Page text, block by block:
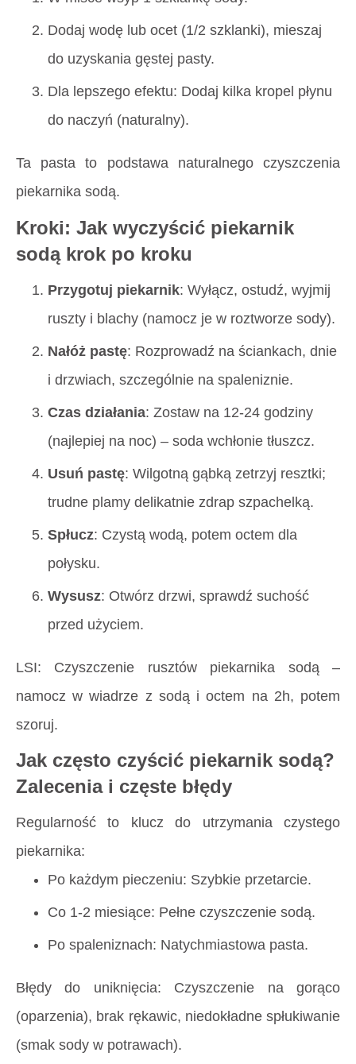
Dodaj wodę lub ocet (1/2 szklanki), mieszaj
do uzyskania gęstej pasty.
Dla lepszego efektu: Dodaj kilka kropel płynu
do naczyń (naturalny).
Ta pasta to podstawa naturalnego czyszczenia
piekarnika sodą.
Kroki: Jak wyczyścić piekarnik
sodą krok po kroku
Przygotuj piekarnik: Wyłącz, ostudź, wyjmij
ruszty i blachy (namocz je w roztworze sody).
Nałóż pastę: Rozprowadź na ściankach, dnie
i drzwiach, szczególnie na spaleniznie.
Czas działania: Zostaw na 12-24 godziny
(najlepiej na noc) – soda wchłonie tłuszcz.
Usuń pastę: Wilgotną gąbką zetrzyj resztki;
trudne plamy delikatnie zdrap szpachelką.
Spłucz: Czystą wodą, potem octem dla
połysku.
Wysusz: Otwórz drzwi, sprawdź suchość
przed użyciem.
LSI: Czyszczenie rusztów piekarnika sodą –
namocz w wiadrze z sodą i octem na 2h, potem
szoruj.
Jak często czyścić piekarnik sodą?
Zalecenia i częste błędy
Regularność to klucz do utrzymania czystego
piekarnika:
Po każdym pieczeniu: Szybkie przetarcie.
Co 1-2 miesiące: Pełne czyszczenie sodą.
Po spaleniznach: Natychmiastowa pasta.
Błędy do uniknięcia: Czyszczenie na gorąco
(oparzenia), brak rękawic, niedokładne spłukiwanie
(smak sody w potrawach).